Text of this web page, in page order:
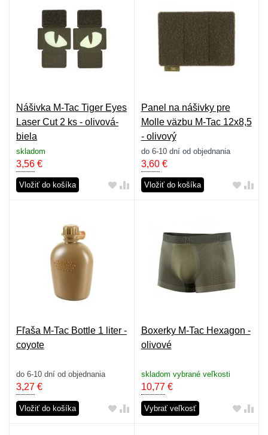
Nášivka M-Tac Tiger Eyes
Laser Cut 2 ks - olivová-
biela
skladom
3,56 €
Vložiť do košíka
Panel na nášivky pre
Molle väzbu M-Tac 12x8,5
- olivový
do 6-10 dní od objednania
3,60€
Vložiť do košíka
Fľaša M-Tac Bottle 1 liter -
coyote
do 6-10 dní od objednania
3,27 €
Vložiť do košíka
Boxerky M-Tac Hexagon -
olivové
skladom vybrané veľkosti
10,77 €
Vybrať veľkosť